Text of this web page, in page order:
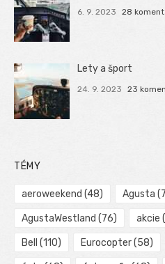
6. 9. 2023 28
Lety a šport
24. 9. 2023 23
TÉMY
aeroweekend (48) Agusta
AgustaWestland (76) akcie
Bell (110) Eurocopter(58)